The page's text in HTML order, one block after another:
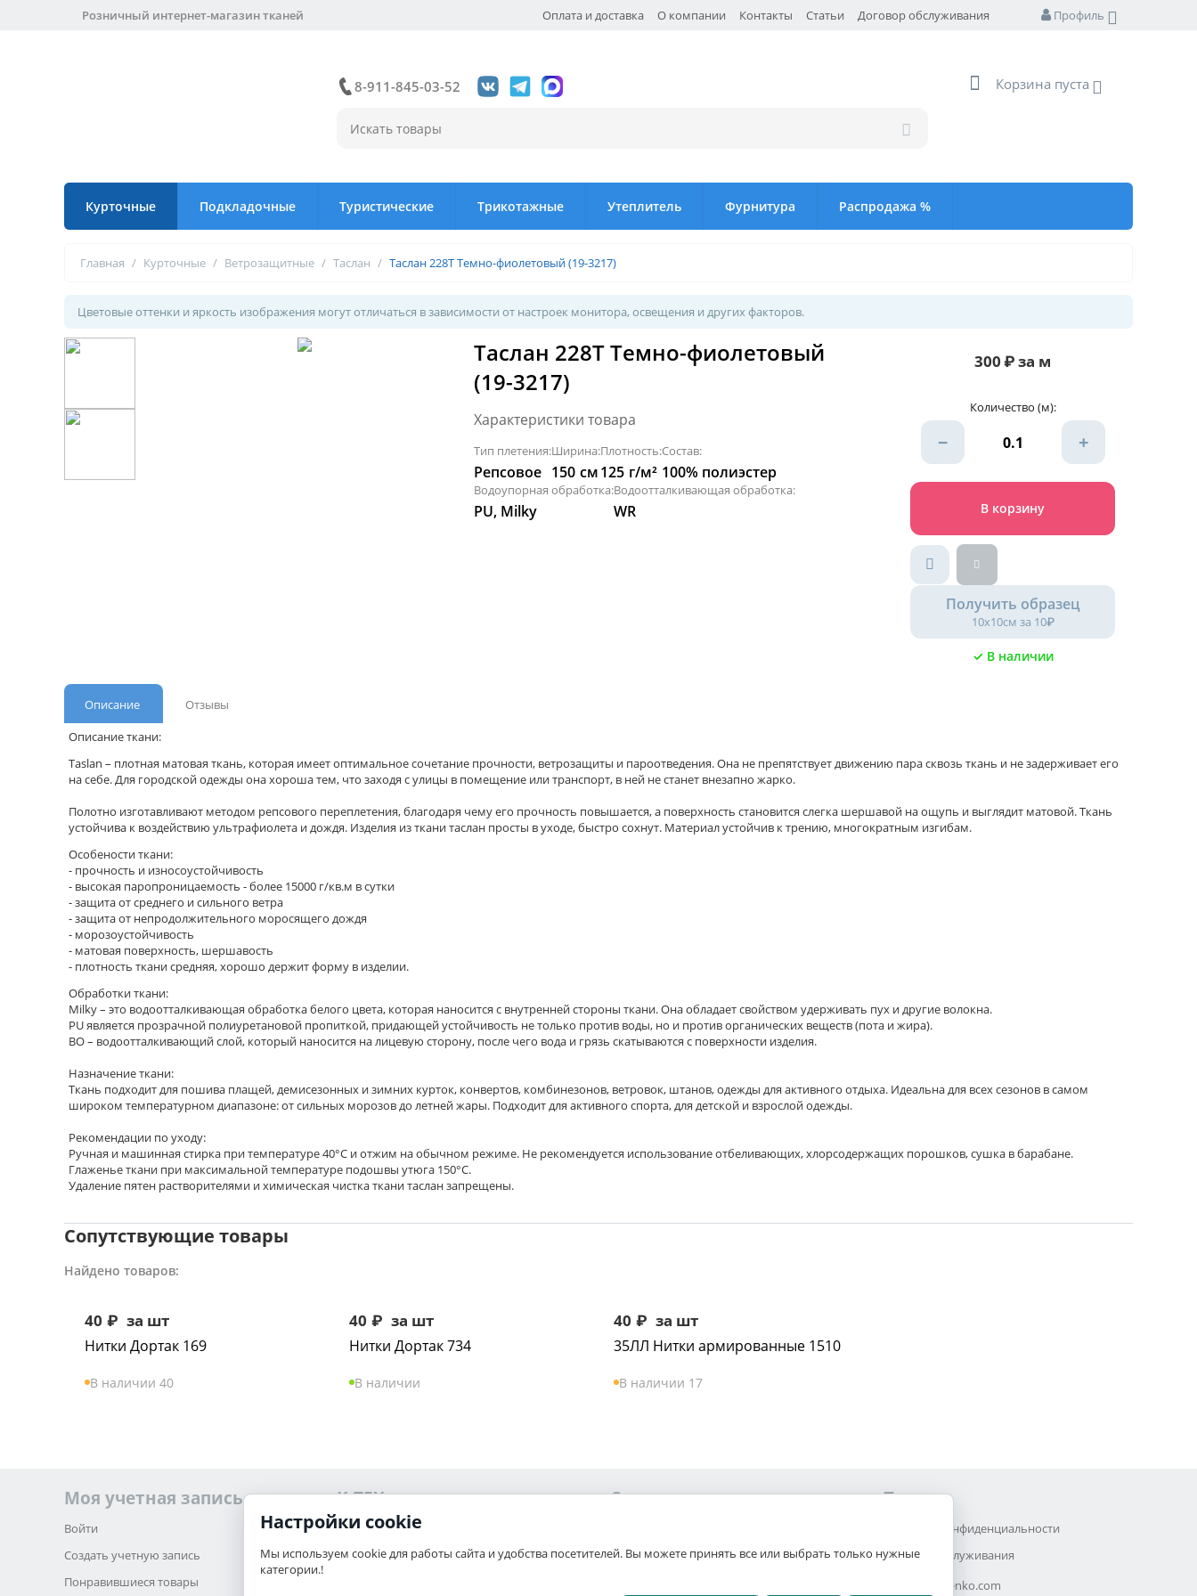
Профиль
Оплата и доставка О компании Контакты Статьи Договор обслуживания
Розничный интернет-магазин тканей
8-911-845-03-52 Корзина пуста
Курточные Подкладочные Туристические Трикотажные Утеплитель Фурнитура Распродажа %
Главная / Курточные / Ветрозащитные / Таслан / Таслан 228Т Темно-фиолетовый (19-3217)
Цветовые оттенки и яркость изображения могут отличаться в зависимости от настроек монитора, освещения и других факторов.
Таслан 228Т Темно-фиолетовый
(19-3217)
Характеристики товара
Тип плетения:
Репсовое
Ширина:
150 см
Плотность:
125 г/м²
Состав:
100% полиэстер
Водоупорная обработка:
PU, Milky
Водоотталкивающая обработка:
WR
300₽за м
Количество (м):
− +
В корзину
Получить образец
10х10см за 10₽
✓ В наличии
Описание
Отзывы
Описание ткани:
Taslan – плотная матовая ткань, которая имеет оптимальное сочетание прочности, ветрозащиты и пароотведения. Она не препятствует движению пара сквозь ткань и не задерживает его
на себе. Для городской одежды она хороша тем, что заходя с улицы в помещение или транспорт, в ней не станет внезапно жарко.
Полотно изготавливают методом репсового переплетения, благодаря чему его прочность повышается, а поверхность становится слегка шершавой на ощупь и выглядит матовой. Ткань
устойчива к воздействию ультрафиолета и дождя. Изделия из ткани таслан просты в уходе, быстро сохнут. Материал устойчив к трению, многократным изгибам.
Особености ткани:
- прочность и износоустойчивость
- высокая паропроницаемость - более 15000 г/кв.м в сутки
- защита от среднего и сильного ветра
- защита от непродолжительного моросящего дождя
- морозоустойчивость
- матовая поверхность, шершавость
- плотность ткани средняя, хорошо держит форму в изделии.
Обработки ткани:
Milky – это водоотталкивающая обработка белого цвета, которая наносится с внутренней стороны ткани. Она обладает свойством удерживать пух и другие волокна.
PU является прозрачной полиуретановой пропиткой, придающей устойчивость не только против воды, но и против органических веществ (пота и жира).
ВО – водоотталкивающий слой, который наносится на лицевую сторону, после чего вода и грязь скатываются с поверхности изделия.
Назначение ткани:
Ткань подходит для пошива плащей, демисезонных и зимних курток, конвертов, комбинезонов, ветровок, штанов, одежды для активного отдыха. Идеальна для всех сезонов в самом
широком температурном диапазоне: от сильных морозов до летней жары. Подходит для активного спорта, для детской и взрослой одежды.
Рекомендации по уходу:
Ручная и машинная стирка при температуре 40°С и отжим на обычном режиме. Не рекомендуется использование отбеливающих, хлорсодержащих порошков, сушка в барабане.
Глаженье ткани при максимальной температуре подошвы утюга 150°С.
Удаление пятен растворителями и химическая чистка ткани таслан запрещены.
Сопутствующие товары
Найдено товаров:
40 ₽ за шт
Нитки Дортак 169
В наличии 40
40 ₽ за шт
Нитки Дортак 734
В наличии
40 ₽ за шт
35ЛЛ Нитки армированные 1510
В наличии 17
Моя учетная запись
Войти
Создать учетную запись
Понравившиеся товары
K-TEX
О нас
Обратная связь
Сервис
Отложенные
Прочее
Политика конфиденциальности
Договор обслуживания
Efimchenko.com
Настройки cookie
Мы используем cookie для работы сайта и удобства посетителей. Вы можете принять все или выбрать только нужные
категории.!